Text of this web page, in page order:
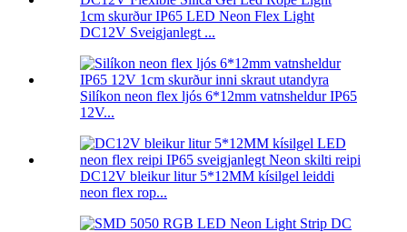
1cm skurður IP65 LED Neon Flex Light
DC12V Sveigjanlegt ...
Silíkon neon flex ljós 6*12mm vatnsheldur IP65
12V...
DC12V bleikur litur 5*12MM kísilgel leiddi
neon flex rop...